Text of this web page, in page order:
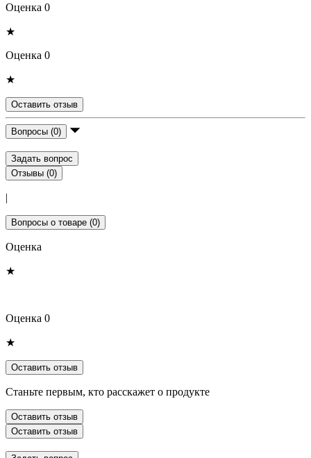
Оценка 0
★
Оценка 0
★
Оставить отзыв
Вопросы (0)
Задать вопрос
Отзывы (0)
|
Вопросы о товаре (0)
Оценка
★
Оценка 0
★
Оставить отзыв
Станьте первым, кто расскажет о продукте
Оставить отзыв
Оставить отзыв